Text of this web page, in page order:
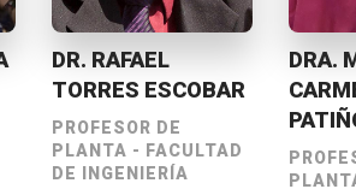
DRA. MARÍA DEL
CARMEN VILLAR
PATIÑO
PROFESOR DE
PLANTA - FACULTAD